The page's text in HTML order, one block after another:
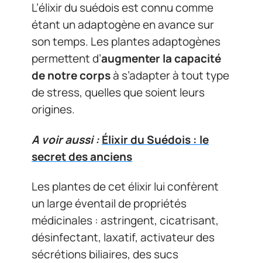
L’élixir du suédois est connu comme
étant un adaptogène en avance sur
son temps. Les plantes adaptogènes
permettent d’augmenter la capacité
de notre corpsà s’adapter à tout type
de stress, quelles que soient leurs
origines.
A voir aussi :Élixir du Suédois : le
secret des anciens
Les plantes de cet élixir lui confèrent
un large éventail de propriétés
médicinales : astringent, cicatrisant,
désinfectant, laxatif, activateur des
sécrétions biliaires, des sucs